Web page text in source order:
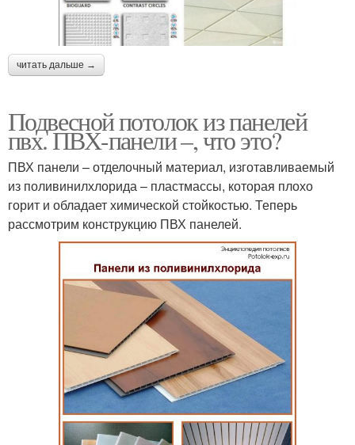
читать дальше →
Подвесной потолок из панелей
пвх. ПВХ-панели –, что это?
ПВХ панели – отделочный материал, изготавливаемый
из поливинилхлорида – пластмассы, которая плохо
горит и обладает химической стойкостью. Теперь
рассмотрим конструкцию ПВХ панелей.